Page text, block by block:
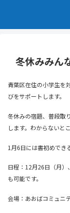
冬休みみん
青葉区在住の小学生を
びをサポートします。
冬休みの宿題、普段取
します。わからないと
1月6日には書初めでき
日程：12月26日（月
も可能です。
会場：あおばコミュニ